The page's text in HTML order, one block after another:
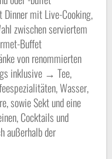
Dinner mit Live-Cooking,
zwischen serviertem
Buffet
von renommierten
inklusive → Tee,
Wasser,
sowie Sekt und eine
Cocktails und
außerhalb der